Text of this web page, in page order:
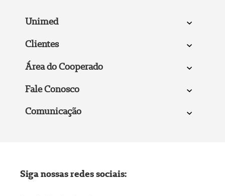
Unimed
Clientes
Área do Cooperado
Fale Conosco
Comunicação
Siga nossas redes sociais: